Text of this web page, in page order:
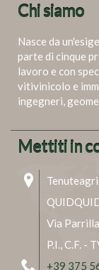
Chi siamo
Nasce da
parte di cinque
lavoro e con
vitivinicolo e
ingegneri,
Mettiti in
Via
P.I., C.F. -
+39 375